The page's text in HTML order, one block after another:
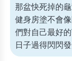
那盆快死掉的
健身房塗不會
們對自己最好
日子過得閃閃發